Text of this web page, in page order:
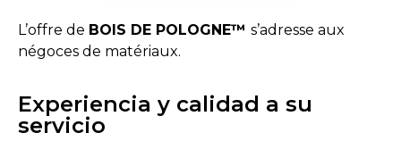
L’offre de BOIS DE POLOGNE™ s’adresse aux
négoces de matériaux.
Experiencia y calidad a su
servicio